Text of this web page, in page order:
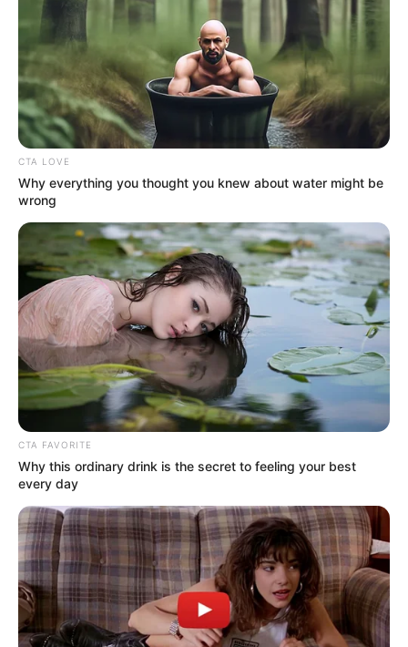
CTA LOVE
Why everything you thought you knew about water might be
wrong
CTA FAVORITE
Why this ordinary drink is the secret to feeling your best
every day